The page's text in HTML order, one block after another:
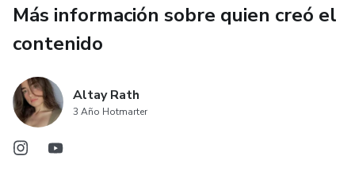
Más información sobre quien creó el
contenido
Altay Rath
3 Año Hotmarter